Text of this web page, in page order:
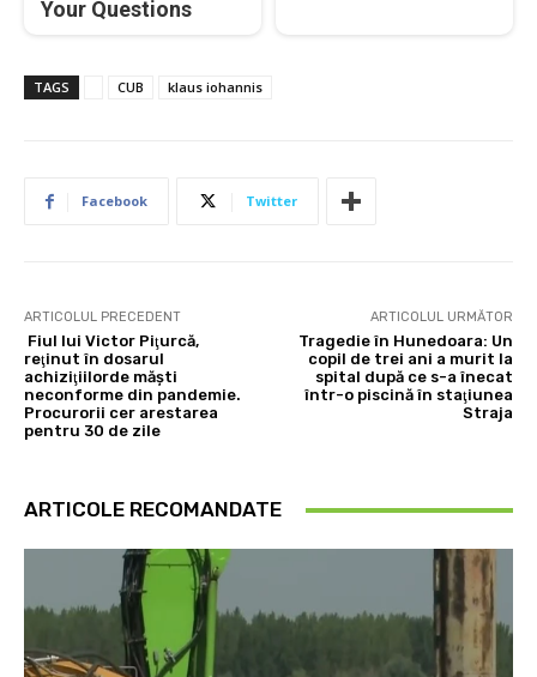
Your Questions
TAGS CUB klaus iohannis
Facebook Twitter
ARTICOLUL PRECEDENT
Fiul lui Victor Piţurcă,
reţinut în dosarul
achiziţiilorde măşti
neconforme din pandemie.
Procurorii cer arestarea
pentru 30 de zile
ARTICOLUL URMĂTOR
Tragedie în Hunedoara: Un
copil de trei ani a murit la
spital după ce s-a înecat
într-o piscină în staţiunea
Straja
ARTICOLE RECOMANDATE